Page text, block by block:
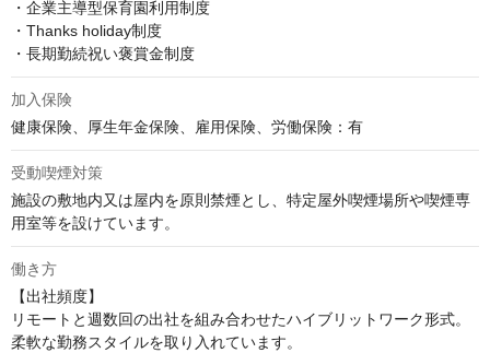
・企業主導型保育園利用制度
・Thanks holiday制度
・長期勤続祝い褒賞金制度
加入保険
健康保険、厚生年金保険、雇用保険、労働保険：有
受動喫煙対策
施設の敷地内又は屋内を原則禁煙とし、特定屋外喫煙場所や喫煙専
用室等を設けています。
働き方
【出社頻度】
リモートと週数回の出社を組み合わせたハイブリットワーク形式。
柔軟な勤務スタイルを取り入れています。